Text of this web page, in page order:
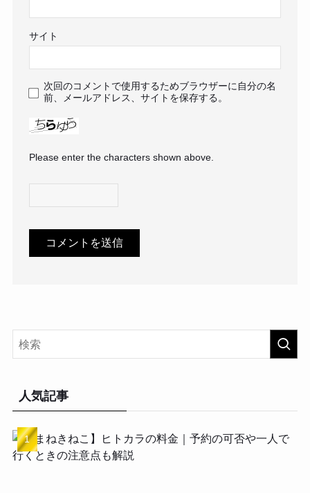
サイト
次回のコメントで使用するためブラウザーに自分の名
前、メールアドレス、サイトを保存する。
Please enter the characters shown above.
人気記事